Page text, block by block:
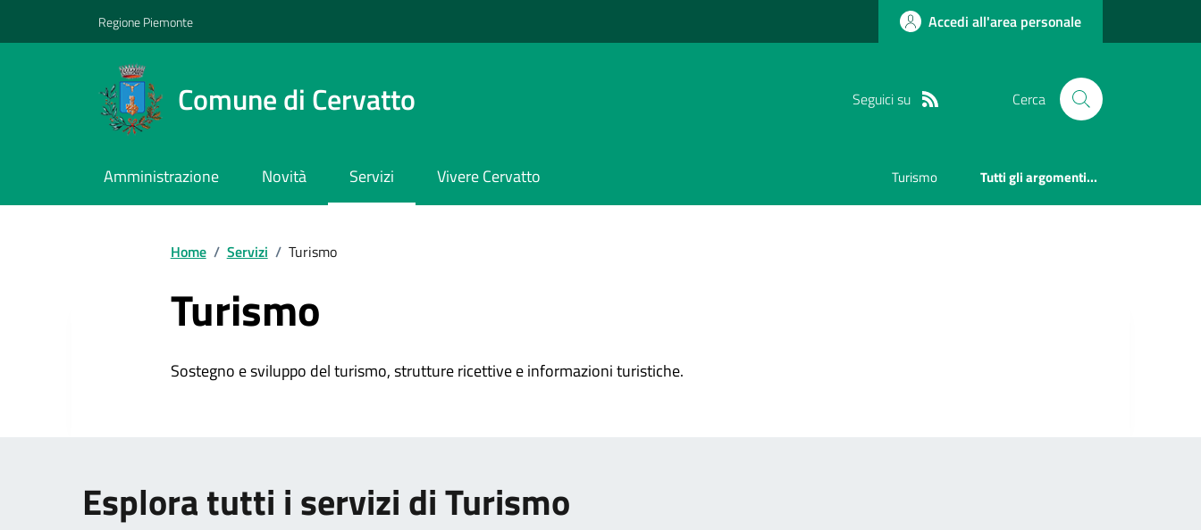
Regione Piemonte Accedi all'area personale
Comune di Cervatto Seguici su Cerca
Amministrazione Novità Servizi Vivere Cervatto Turismo Tutti gli argomenti...
Home / Servizi / Turismo
Turismo
Sostegno e sviluppo del turismo, strutture ricettive e informazioni turistiche.
Esplora tutti i servizi di Turismo